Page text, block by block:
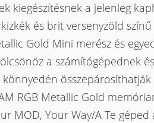
kiegészítésnek a jelenleg
és brit versenyzöld
Gold Mini merész és
a számítógépednek
RGB Metallic Gold
MOD, Your Way/A Te géped